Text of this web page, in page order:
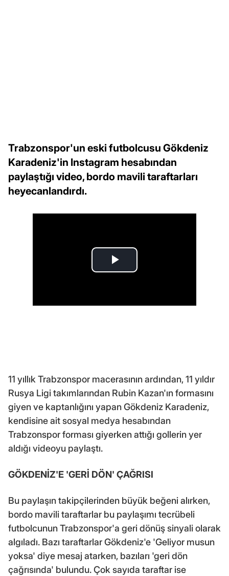
Trabzonspor'un eski futbolcusu Gökdeniz
Karadeniz'in Instagram hesabından
paylaştığı video, bordo mavili taraftarları
heyecanlandırdı.
11 yıllık Trabzonspor macerasının ardından, 11 yıldır
Rusya Ligi takımlarından Rubin Kazan'ın formasını
giyen ve kaptanlığını yapan Gökdeniz Karadeniz,
kendisine ait sosyal medya hesabından
Trabzonspor forması giyerken attığı gollerin yer
aldığı videoyu paylaştı.
GÖKDENİZ'E 'GERİ DÖN' ÇAĞRISI
Bu paylaşın takipçilerinden büyük beğeni alırken,
bordo mavili taraftarlar bu paylaşımı tecrübeli
futbolcunun Trabzonspor'a geri dönüş sinyali olarak
algıladı. Bazı taraftarlar Gökdeniz'e 'Geliyor musun
yoksa' diye mesaj atarken, bazıları 'geri dön
çağrısında' bulundu. Çok sayıda taraftar ise